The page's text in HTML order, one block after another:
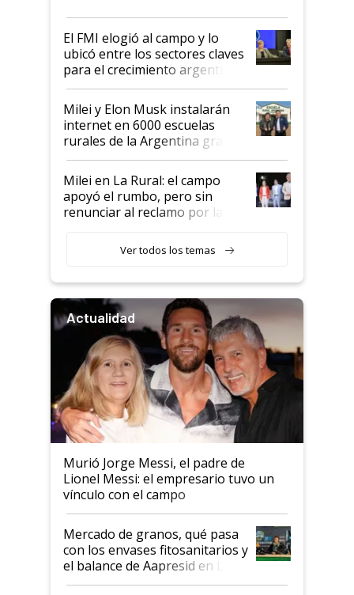
de Milei
El FMI elogió al campo y lo
ubicó entre los sectores claves
para el crecimiento argentino
Milei y Elon Musk instalarán
internet en 6000 escuelas
rurales de la Argentina gracias
a un acuerdo con Starlink
Milei en La Rural: el campo
apoyó el rumbo, pero sin
renunciar al reclamo por las
Ver todos los temas
Actualidad
Murió Jorge Messi, el padre de
Lionel Messi: el empresario tuvo un
vínculo con el campo
Mercado de granos, qué pasa
con los envases fitosanitarios y
el balance de Aapresid en La
Posta